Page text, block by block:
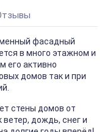
фасадный
в много этажном и
его активно
домов так и при
стены домов от
дождь, снег и